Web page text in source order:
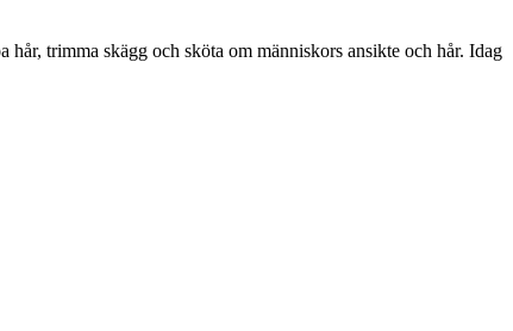
hår, trimma skägg och sköta om människors ansikte och hår. Idag